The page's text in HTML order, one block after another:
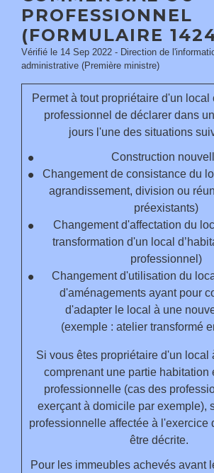
PROFESSIONNEL
(FORMULAIRE
Vérifié le 14 Sep 2022 - Direction de
administrative (Première ministre)
Permet à tout propriétaire d'un local
professionnel de déclarer dans
jours l'une des situations
Construction
Changement de consistance du
agrandissement, division ou
préexistants)
Changement d'affectation du
transformation d'un local
professionnel)
Changement d'utilisation du
d'aménagements ayant pour
d'adapter le local à une
(exemple : atelier transformé
Si vous êtes propriétaire d'un local
comprenant une partie habitation
professionnelle (cas des
exerçant à domicile par exemple),
professionnelle affectée à l'exercice
être décrite.
Pour les immeubles achevés avant